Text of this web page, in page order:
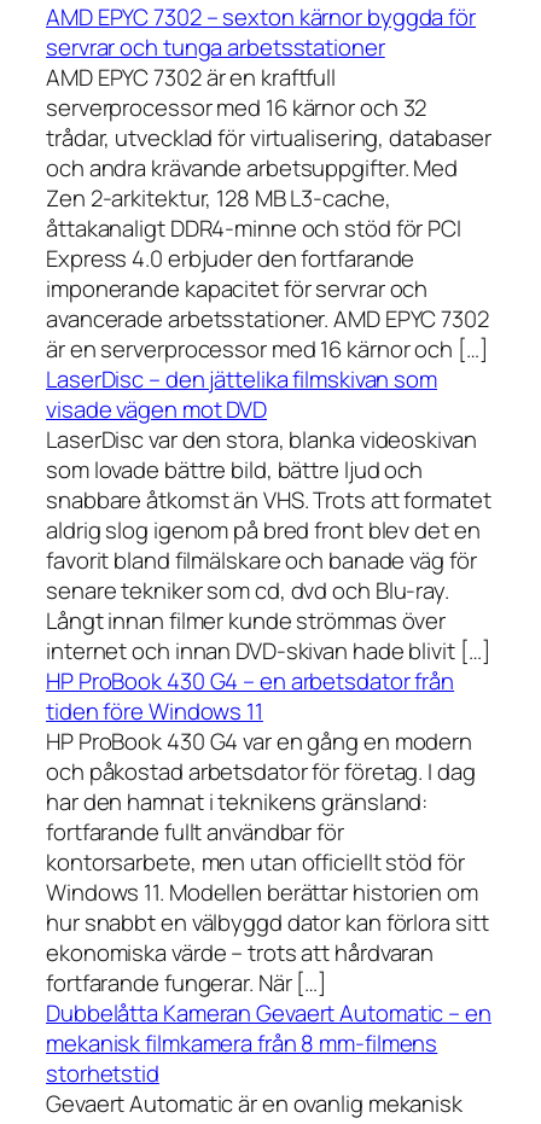
AMD EPYC 7302 – sexton kärnor byggda för
servrar och tunga arbetsstationer
AMD EPYC 7302 är en kraftfull
serverprocessor med 16 kärnor och 32
trådar, utvecklad för virtualisering, databaser
och andra krävande arbetsuppgifter. Med
Zen 2-arkitektur, 128 MB L3-cache,
åttakanaligt DDR4-minne och stöd för PCI
Express 4.0 erbjuder den fortfarande
imponerande kapacitet för servrar och
avancerade arbetsstationer. AMD EPYC 7302
är en serverprocessor med 16 kärnor och […]
LaserDisc – den jättelika filmskivan som
visade vägen mot DVD
LaserDisc var den stora, blanka videoskivan
som lovade bättre bild, bättre ljud och
snabbare åtkomst än VHS. Trots att formatet
aldrig slog igenom på bred front blev det en
favorit bland filmälskare och banade väg för
senare tekniker som cd, dvd och Blu-ray.
Långt innan filmer kunde strömmas över
internet och innan DVD-skivan hade blivit […]
HP ProBook 430 G4 – en arbetsdator från
tiden före Windows 11
HP ProBook 430 G4 var en gång en modern
och påkostad arbetsdator för företag. I dag
har den hamnat i teknikens gränsland:
fortfarande fullt användbar för
kontorsarbete, men utan officiellt stöd för
Windows 11. Modellen berättar historien om
hur snabbt en välbyggd dator kan förlora sitt
ekonomiska värde – trots att hårdvaran
fortfarande fungerar. När […]
Dubbelåtta Kameran Gevaert Automatic – en
mekanisk filmkamera från 8 mm-filmens
storhetstid
Gevaert Automatic är en ovanlig mekanisk